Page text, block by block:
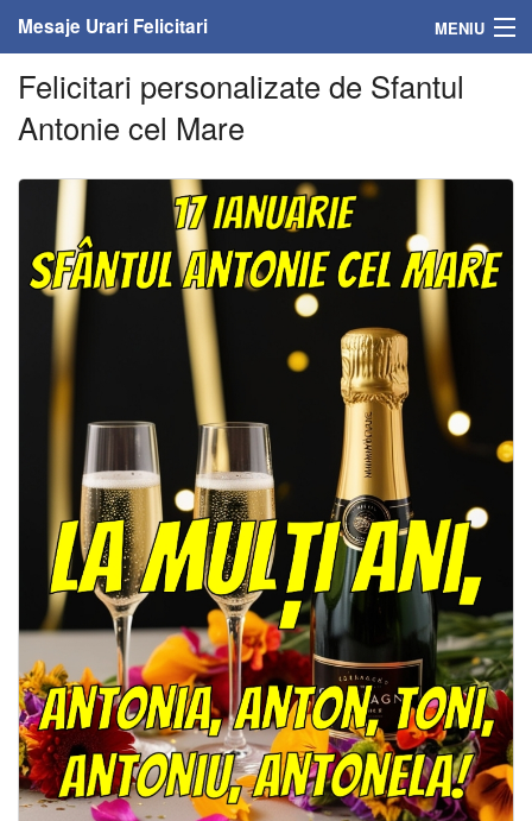
Mesaje Urari Felicitari MENIU
Home
Mesaje
Felicitari
Felicitari cu nume
Felicitari persoane
Felicitari personalizate
Felicitari varsta
Felicitari zilele anului
Felicitari zile saptamana
Felicitari muzicale
Felicitari muzicale personalizate
Felicitari animate
Invitatii personalizate
Felicitari personalizate de Sfantul
Antonie cel Mare